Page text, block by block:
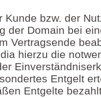
Kunde bzw. der
der Domain bei
Vertragsende
hierzu die
Entgelt
Entgelte